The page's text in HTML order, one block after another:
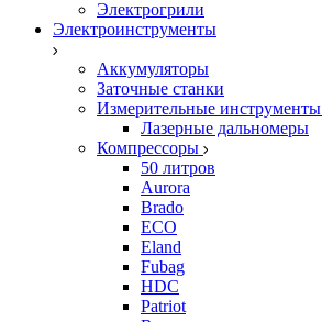
Электрогрили
Электроинструменты
Аккумуляторы
Заточные станки
Измерительные инструменты
Лазерные дальномеры
Компрессоры
50 литров
Aurora
Brado
ECO
Eland
Fubag
HDC
Patriot